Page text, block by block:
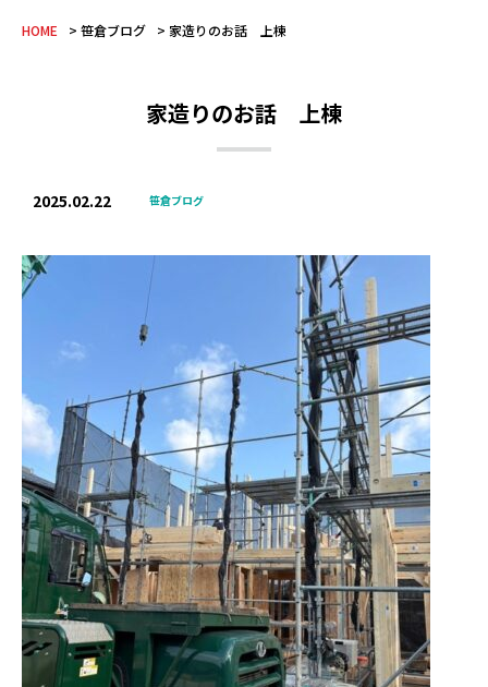
HOME 笹倉ブログ 家造りのお話 上棟
家造りのお話 上棟
2025.02.22 笹倉ブログ